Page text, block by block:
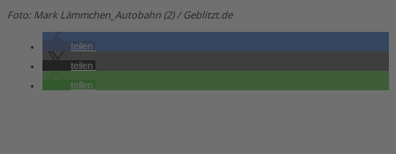
Foto: Mark Lämmchen_Autobahn (2) / Geblitzt.de
teilen
teilen
teilen